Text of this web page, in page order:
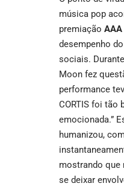
música pop
premiação
desempenho do
sociais.
Moon fez
performance
CORTIS foi tão
emocionada.”
humanizou,
mostrando que
se deixar